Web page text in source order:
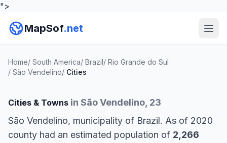
">
MapSof.net
Home/ South America/ Brazil/ Rio Grande do Sul
/ São Vendelino/ Cities
Cities & Towns in São Vendelino, 23
São Vendelino, municipality of Brazil. As of 2020
county had an estimated population of 2,266